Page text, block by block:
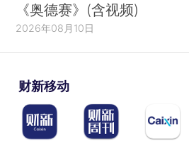
《奥德赛》(含视频)
2026年08月10日
财新移动